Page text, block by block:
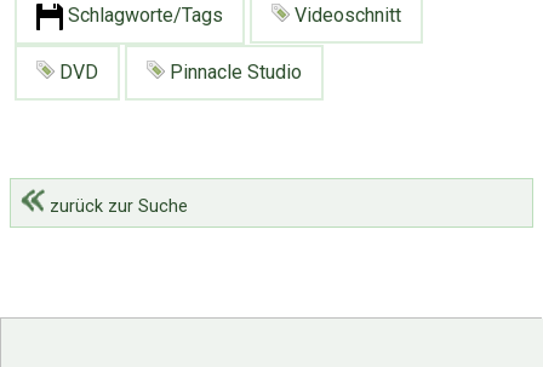
Schlagworte/Tags Videoschnitt
DVD Pinnacle Studio
zurück zur Suche